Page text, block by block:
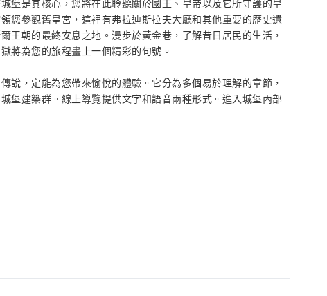
堡是其核心，您將在此聆聽關於國王、皇帝以及它所守護的皇
您參觀舊皇宮，這裡有弗拉迪斯拉夫大廳和其他重要的歷史遺
王朝的最終安息之地。漫步於黃金巷，了解昔日居民的生活，
將為您的旅程畫上一個精彩的句號。
說，定能為您帶來愉悅的體驗。它分為多個易於理解的章節，
堡建築群。線上導覽提供文字和語音兩種形式。進入城堡內部